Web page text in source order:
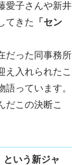
愛子さんや新井
てきた
「セン
だった同事務所
え入れられたこ
っています。
だこの決断こ
という新ジャ